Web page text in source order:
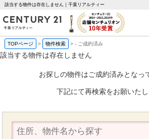
該当する物件は存在しません｜千葉リアルティー
TOPページ > 物件検索 >- ご成約済み
該当する物件は存在しません
お探しの物件はご成約済みとなっ
下記にて再検索をお願いたし